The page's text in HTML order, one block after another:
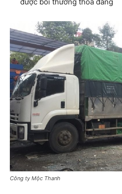
Công ty Mộc Thanh